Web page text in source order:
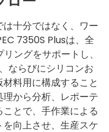
十分ではなく、ワー
7350S Plusは、全
ングをサポートし、
ならびにシリコンお
料用に構成すること
から分析、レポーテ
とで、手作業による
向上させ、生産スケ